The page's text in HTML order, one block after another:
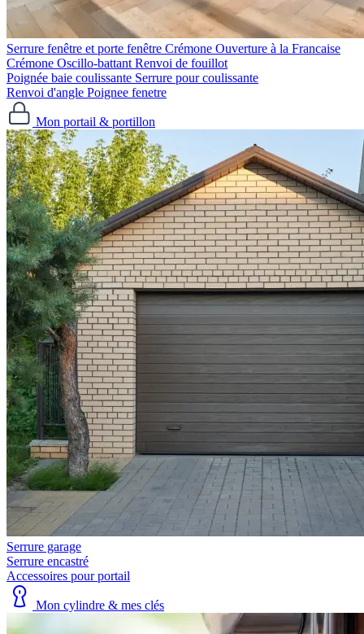
Serrure fenêtre et porte fenêtre Crémone Ouverture à la Francaise
Crémone Oscillo-battant Renvoi de fouillot
Poignée baie coulissante Serrure pour coulissante
Renvoi d'angle Poignee fenetre
Mon portail & portillon
Serrure garage
Serrure encastré
Accessoires pour portail
Mon cylindre & mes clés